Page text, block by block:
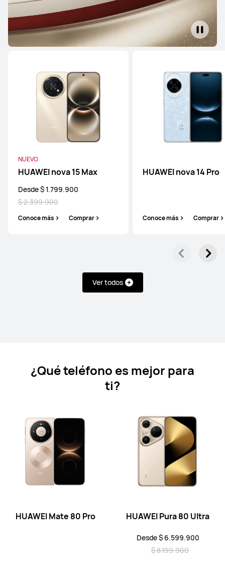
NUEVO
HUAWEI nova 15 Max
Desde $ 1.799.900
$ 2.399.900
Conoce más Comprar
HUAWEI nova 14 Pro
Conoce más Comprar
Ver todos
Conoce más Comprar
HUAWEI Mate XT ULTIMATE DESIGN
Desde $ 14.999.900
Comprar
HUAWEI Pura 80 Ultra
$ 8.199.900
Conoce más Comprar
HUAWEI Pura 80 Pro
¿Qué teléfono es mejor para
ti?
HUAWEI Mate 80 Pro HUAWEI Pura 80 Ultra
Desde $ 6.599.900
$ 8.199.900